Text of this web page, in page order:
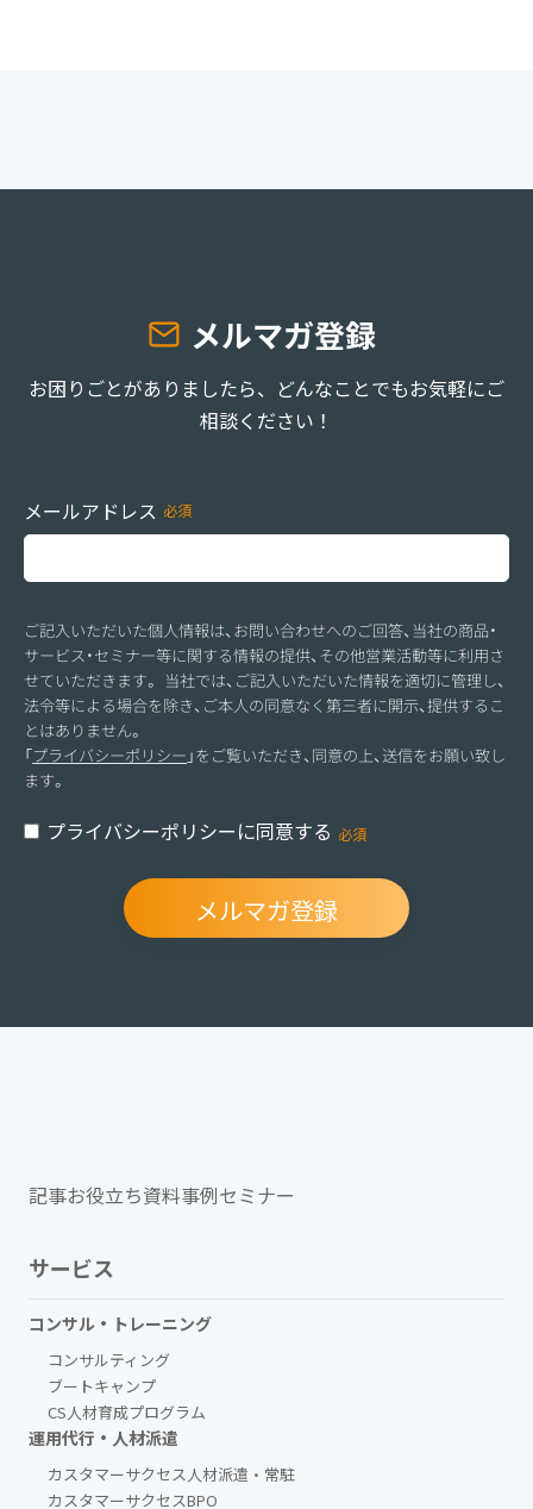
メルマガ登録
お困りごとがありましたら、どんなことでもお気軽にご
相談ください！
メールアドレス
ご記入いただいた個人情報は、お問い合わせへのご回答、当社の商品・
サービス・セミナー等に関する情報の提供、その他営業活動等に利用さ
せていただきます。 当社では、ご記入いただいた情報を適切に管理し、
法令等による場合を除き、ご本人の同意なく第三者に開示、提供するこ
とはありません。
「プライバシーポリシー 」をご覧いただき、同意の上、送信をお願い致し
ます。
プライバシーポリシーに同意する
記事お役立ち資料事例セミナー
サービス
コンサル・トレーニング
コンサルティング
ブートキャンプ
CS人材育成プログラム
運用代行・人材派遣
カスタマーサクセス人材派遣・常駐
カスタマーサクセスBPO